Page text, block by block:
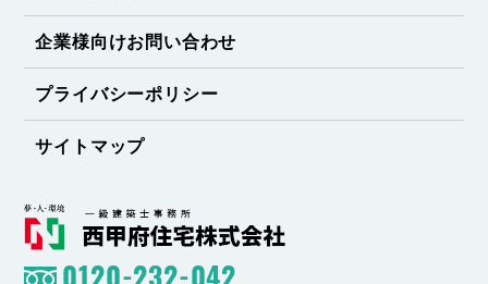
企業様向けお問い合わせ
プライバシーポリシー
サイトマップ
0120-232-042